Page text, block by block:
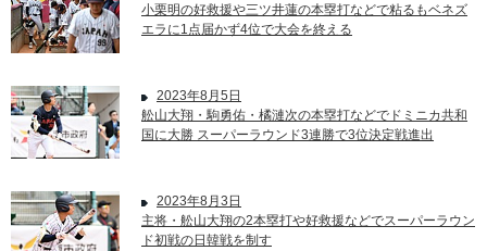
小栗明の好救援や三ツ井蓮の本塁打などで粘るもベネズ
エラに1点届かず4位で大会を終える
2023年8月5日
舩山大翔・駒勇佑・橘漣次の本塁打などでドミニカ共和
国に大勝 スーパーラウンド3連勝で3位決定戦進出
2023年8月3日
主将・舩山大翔の2本塁打や好救援などでスーパーラウン
ド初戦の日韓戦を制す